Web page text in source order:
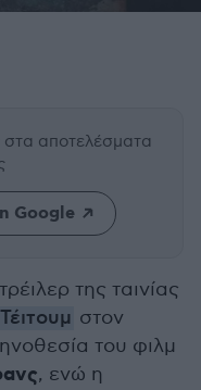
στα αποτελέσματα
Google
της ταινίας
στον
του φιλμ
, ενώ η